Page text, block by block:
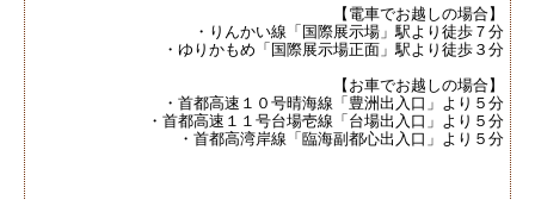
【電車でお越しの場合】
・りんかい線「国際展示場」駅より徒歩７分
・ゆりかもめ「国際展示場正面」駅より徒歩３分
【お車でお越しの場合】
・首都高速１０号晴海線「豊洲出入口」より５分
・首都高速１１号台場壱線「台場出入口」より５分
・首都高湾岸線「臨海副都心出入口」より５分